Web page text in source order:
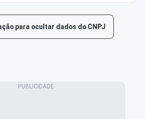
para ocultar dados do CNPJ